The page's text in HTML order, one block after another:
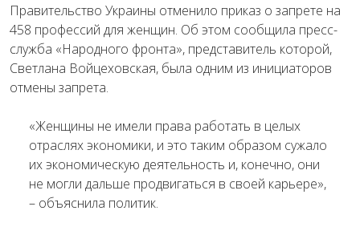
Правительство Украины отменило приказ о запрете на
458 профессий для женщин. Об этом сообщила пресс-
служба «Народного фронта», представитель которой,
Светлана Войцеховская, была одним из инициаторов
отмены запрета.
«Женщины не имели права работать в целых
отраслях экономики, и это таким образом сужало
их экономическую деятельность и, конечно, они
не могли дальше продвигаться в своей карьере»,
– объяснила политик.